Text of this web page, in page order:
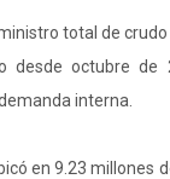
total de
desde octubre de
interna.
en 9.23 millones